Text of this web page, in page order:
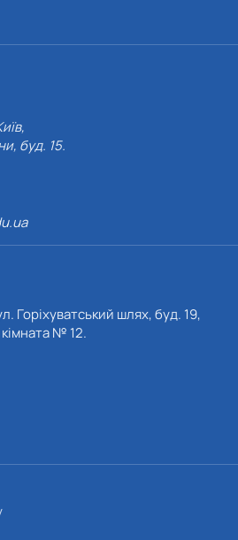
буд. 15.
Горіхуватський шлях, буд. 19,
№ 12.